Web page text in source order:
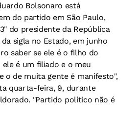
Bolsonaro está
do partido em São Paulo,
do presidente da República
sigla no Estado, em junho
saber se ele é o filho do
é um filiado e o meu
o de muita gente é manifesto",
quarta-feira, 9, durante
"Partido político não é